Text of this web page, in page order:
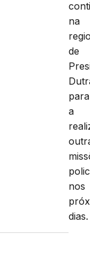
na
de
para
a
nos
dias.